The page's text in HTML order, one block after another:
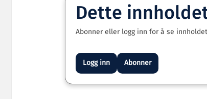
Dette
Abonner eller logg inn for å se innholdet
Logg inn Abonner